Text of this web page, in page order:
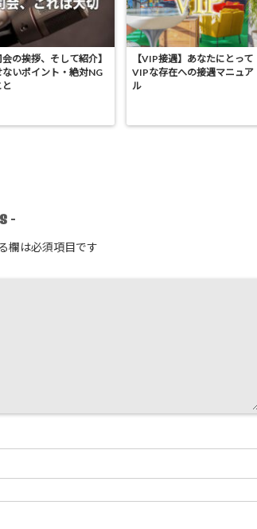
会の挨拶、そして紹介】
ないポイント・絶対NG
と
【VIP接遇】あなたにとって
VIPな存在への接遇マニュア
ル
-
欄は必須項目です